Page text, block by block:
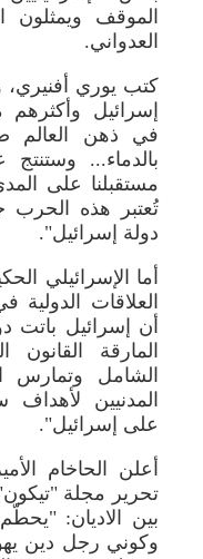
الموقف
العدواني.
كتب يوري أفنيري،
إسرائيل وأكثرهم
في ذهن العالم
بالدماء...
مستقبلنا على
تُعتبر هذه
دولة إسرائيل".
أما الإسرائيلي
العلاقات الدولية
أن إسرائيل باتت
المارقة القانون
الشامل وتمارس
المدنيين لأهداف
على إسرائيل".
أعلن الحاخام
تحرير مجلة "تيكون"
بين الاديان:
وكوني رجل دين